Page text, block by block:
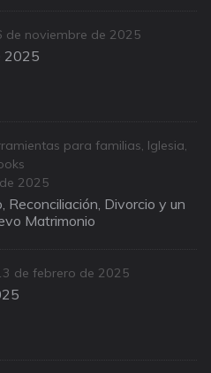
de noviembre de 2025
2025
para familias, Iglesia,
2025
Reconciliación, Divorcio y un
Matrimonio
de febrero de 2025